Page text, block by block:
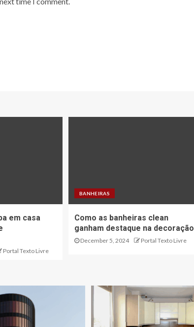
em casa
Portal Texto Livre
BANHEIRAS
Como as banheiras clean
ganham destaque na decoração
December 5, 2024 Portal Texto Livre